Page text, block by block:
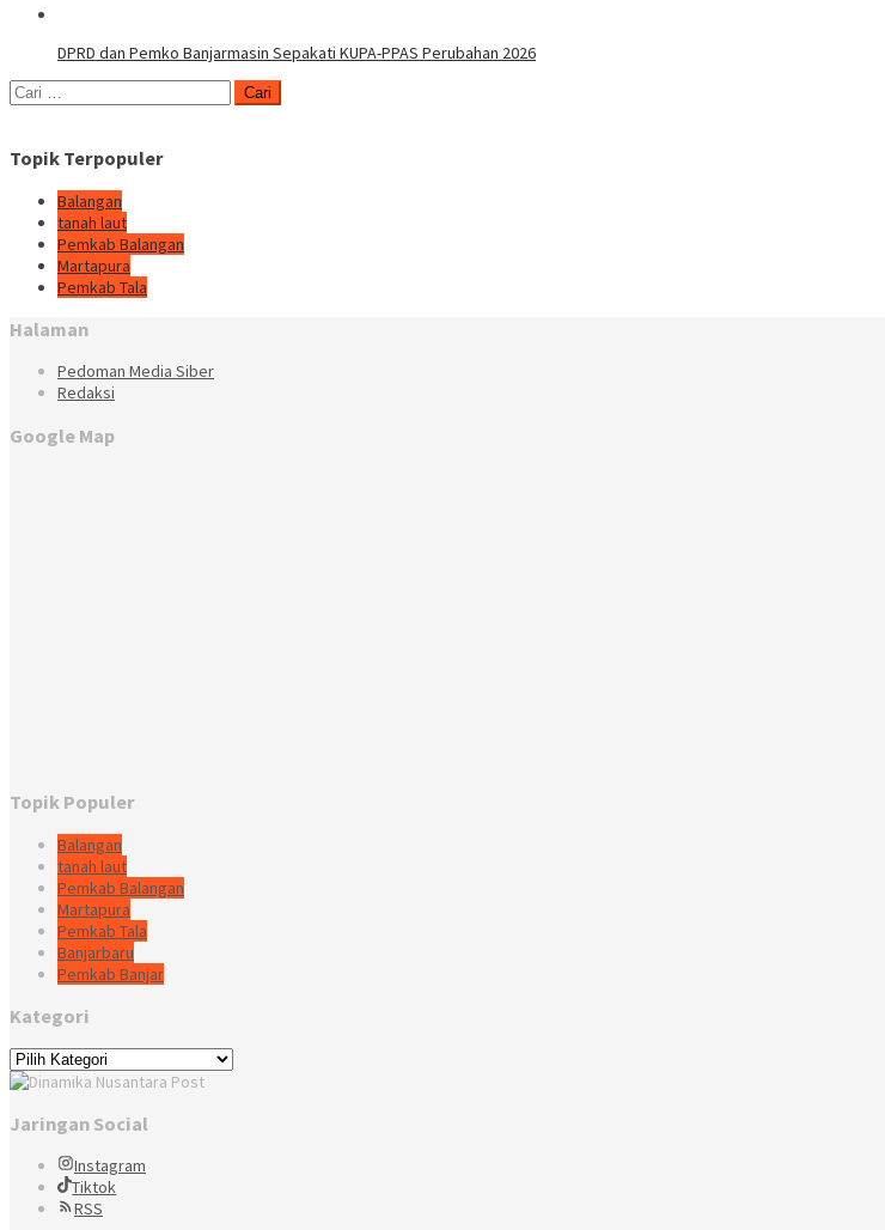
DPRD dan Pemko Banjarmasin Sepakati KUPA-PPAS Perubahan 2026
Cari
untuk:
Topik Terpopuler
Balangan
tanah laut
Pemkab Balangan
Martapura
Pemkab Tala
Halaman
Pedoman Media Siber
Redaksi
Google Map
Topik Populer
Balangan
tanah laut
Pemkab Balangan
Martapura
Pemkab Tala
Banjarbaru
Pemkab Banjar
Kategori
Kategori
Jaringan Social
Instagram
Tiktok
RSS